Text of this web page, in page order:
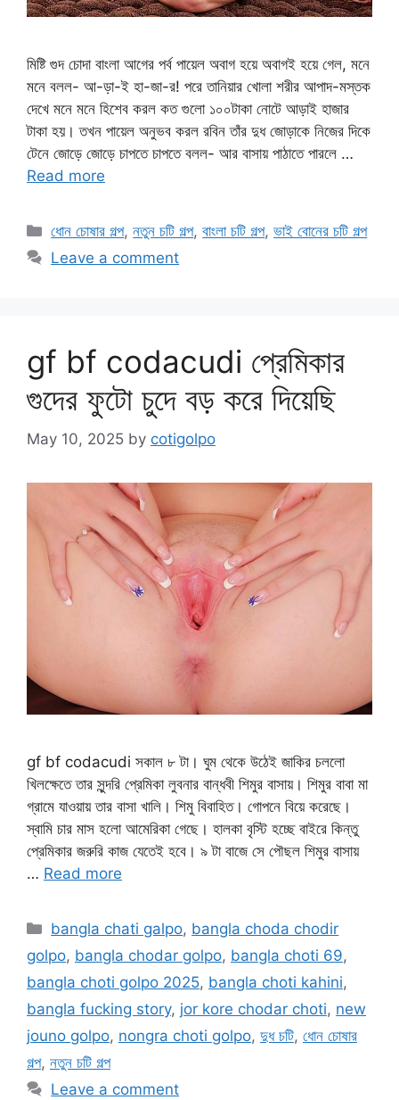
মিষ্টি গুদ চোদা বাংলা আগের পর্ব পায়েল অবাগ হয়ে অবাগই হয়ে গেল, মনে
মনে বলল- আ-ড়া-ই হা-জা-র! পরে তানিয়ার খোলা শরীর আপাদ-মস্তক
দেখে মনে মনে হিশেব করল কত গুলো ১০০টাকা নোটে আড়াই হাজার
টাকা হয়। তখন পায়েল অনুভব করল রবিন তাঁর দুধ জোড়াকে নিজের দিকে
টেনে জোড়ে জোড়ে চাপতে চাপতে বলল- আর বাসায় পাঠাতে পারলে …
Read more
Categories
ধোন চোষার গল্প,নতুন চটি গল্প,বাংলা চটি গল্প,ভাই বোনের চটি গল্প
Leave a comment
gf bf codacudi প্রেমিকার
গুদের ফুটো চুদে বড় করে দিয়েছি
May 10, 2025 by cotigolpo
gf bf codacudi সকাল ৮ টা। ঘুম থেকে উঠেই জাকির চললো
খিলক্ষেতে তার সুন্দরি প্রেমিকা লুবনার বান্ধবী শিমুর বাসায়। শিমুর বাবা মা
গ্রামে যাওয়ায় তার বাসা খালি। শিমু বিবাহিত। গোপনে বিয়ে করেছে।
স্বামি চার মাস হলো আমেরিকা গেছে। হালকা বৃস্টি হচ্ছে বাইরে কিন্তু
প্রেমিকার জরুরি কাজ যেতেই হবে। ৯ টা বাজে সে পৌছল শিমুর বাসায়
… Read more
Categories
bangla chati galpo, bangla choda chodir
golpo, bangla chodar golpo, bangla choti 69,
bangla choti golpo 2025, bangla choti kahini,
bangla fucking story, jor kore chodar choti, new
jouno golpo, nongra choti golpo, দুধ চটি, ধোন চোষার
গল্প, নতুন চটি গল্প
Leave a comment